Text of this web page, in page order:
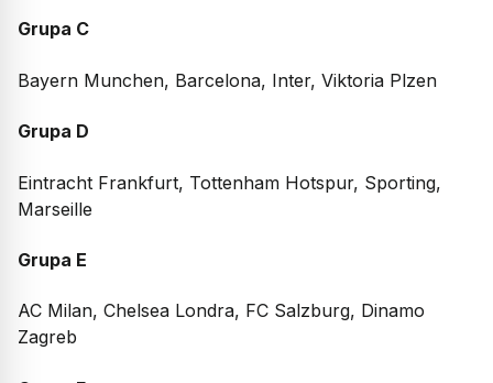
Grupa C
Bayern Munchen, Barcelona, Inter, Viktoria Plzen
Grupa D
Eintracht Frankfurt, Tottenham Hotspur, Sporting,
Marseille
Grupa E
AC Milan, Chelsea Londra, FC Salzburg, Dinamo
Zagreb